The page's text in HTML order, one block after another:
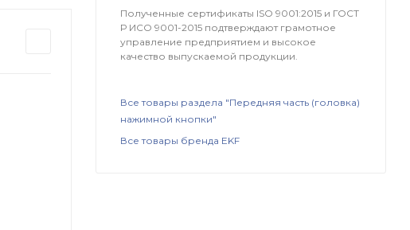
Полученные сертификаты ISO 9001:2015 и ГОСТ
Р ИСО 9001-2015 подтверждают грамотное
управление предприятием и высокое
качество выпускаемой продукции.
Все товары раздела "Передняя часть (головка)
нажимной кнопки"
Все товары бренда EKF